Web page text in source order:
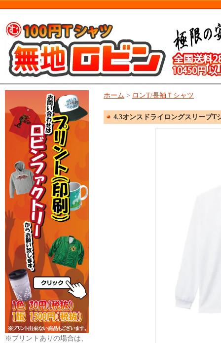
※プリントありの場合は、
ホーム > ロンT/長袖Ｔシャツ
4.3オンスドライロングスリーブT